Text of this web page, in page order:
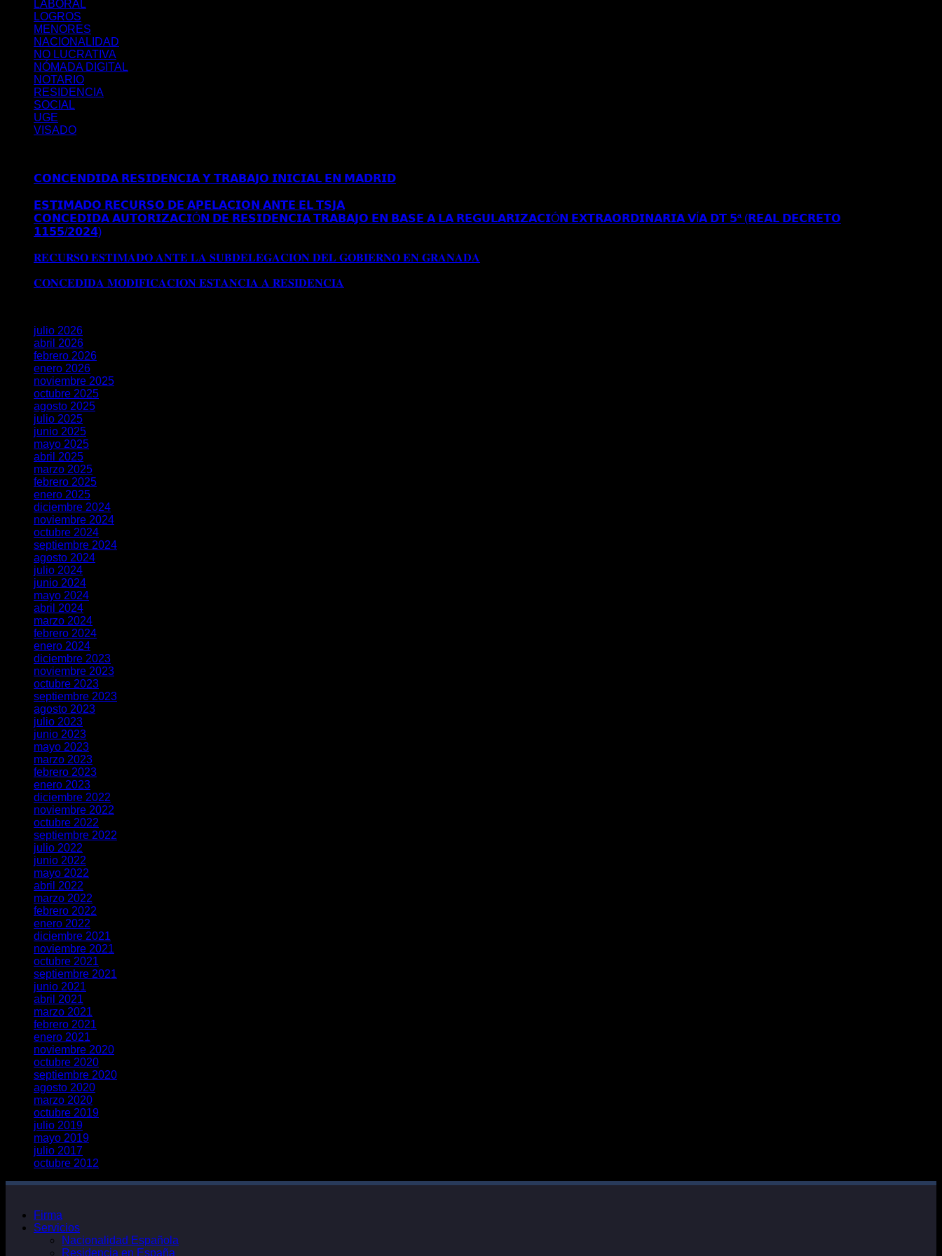
LABORAL
LOGROS
MENORES
NACIONALIDAD
NO LUCRATIVA
NÓMADA DIGITAL
NOTARIO
RESIDENCIA
SOCIAL
UGE
VISADO
𝗖𝗢𝗡𝗖𝗘𝗡𝗗𝗜𝗗𝗔 𝗥𝗘𝗦𝗜𝗗𝗘𝗡𝗖𝗜𝗔 𝗬 𝗧𝗥𝗔𝗕𝗔𝗝𝗢 𝗜𝗡𝗜𝗖𝗜𝗔𝗟 𝗘𝗡 𝗠𝗔𝗗𝗥𝗜𝗗
𝗘𝗦𝗧𝗜𝗠𝗔𝗗𝗢 𝗥𝗘𝗖𝗨𝗥𝗦𝗢 𝗗𝗘 𝗔𝗣𝗘𝗟𝗔𝗖𝗜𝗢𝗡 𝗔𝗡𝗧𝗘 𝗘𝗟 𝗧𝗦𝗝𝗔
𝗖𝗢𝗡𝗖𝗘𝗗𝗜𝗗𝗔 𝗔𝗨𝗧𝗢𝗥𝗜𝗭𝗔𝗖𝗜Ó𝗡 𝗗𝗘 𝗥𝗘𝗦𝗜𝗗𝗘𝗡𝗖𝗜𝗔 𝗧𝗥𝗔𝗕𝗔𝗝𝗢 𝗘𝗡 𝗕𝗔𝗦𝗘 𝗔 𝗟𝗔 𝗥𝗘𝗚𝗨𝗟𝗔𝗥𝗜𝗭𝗔𝗖𝗜Ó𝗡 𝗘𝗫𝗧𝗥𝗔𝗢𝗥𝗗𝗜𝗡𝗔𝗥𝗜𝗔 𝗩Í𝗔 𝗗𝗧 𝟱ª (𝗥𝗘𝗔𝗟 𝗗𝗘𝗖𝗥𝗘𝗧𝗢
𝟭𝟭𝟱𝟱/𝟮𝟬𝟮𝟰)
𝐑𝐄𝐂𝐔𝐑𝐒𝐎 𝐄𝐒𝐓𝐈𝐌𝐀𝐃𝐎 𝐀𝐍𝐓𝐄 𝐋𝐀 𝐒𝐔𝐁𝐃𝐄𝐋𝐄𝐆𝐀𝐂𝐈𝐎𝐍 𝐃𝐄𝐋 𝐆𝐎𝐁𝐈𝐄𝐑𝐍𝐎 𝐄𝐍 𝐆𝐑𝐀𝐍𝐀𝐃𝐀
𝐂𝐎𝐍𝐂𝐄𝐃𝐈𝐃𝐀 𝐌𝐎𝐃𝐈𝐅𝐈𝐂𝐀𝐂𝐈𝐎𝐍 𝐄𝐒𝐓𝐀𝐍𝐂𝐈𝐀 𝐀 𝐑𝐄𝐒𝐈𝐃𝐄𝐍𝐂𝐈𝐀
julio 2026
abril 2026
febrero 2026
enero 2026
noviembre 2025
octubre 2025
agosto 2025
julio 2025
junio 2025
mayo 2025
abril 2025
marzo 2025
febrero 2025
enero 2025
diciembre 2024
noviembre 2024
octubre 2024
septiembre 2024
agosto 2024
julio 2024
junio 2024
mayo 2024
abril 2024
marzo 2024
febrero 2024
enero 2024
diciembre 2023
noviembre 2023
octubre 2023
septiembre 2023
agosto 2023
julio 2023
junio 2023
mayo 2023
marzo 2023
febrero 2023
enero 2023
diciembre 2022
noviembre 2022
octubre 2022
septiembre 2022
julio 2022
junio 2022
mayo 2022
abril 2022
marzo 2022
febrero 2022
enero 2022
diciembre 2021
noviembre 2021
octubre 2021
septiembre 2021
junio 2021
abril 2021
marzo 2021
febrero 2021
enero 2021
noviembre 2020
octubre 2020
septiembre 2020
agosto 2020
marzo 2020
octubre 2019
julio 2019
mayo 2019
julio 2017
octubre 2012
Firma
Servicios
Nacionalidad Española
Residencia en España